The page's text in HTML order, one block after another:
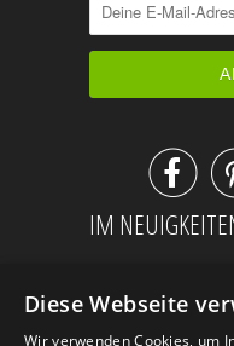

IM
Diese Webseite
Wir verwenden Cookies, um